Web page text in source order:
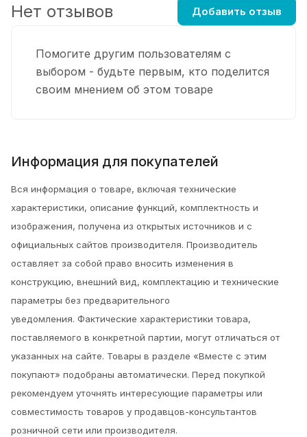
Помогите другим пользователям с
выбором - будьте первым, кто поделится
своим мнением об этом товаре
Нет отзывов Добавить отзыв
Информация для покупателей
Вся информация о товаре, включая технические
характеристики, описание функций, комплектность и
изображения, получена из открытых источников и с
официальных сайтов производителя. Производитель
оставляет за собой право вносить изменения в
конструкцию, внешний вид, комплектацию и технические
параметры без предварительного
уведомления. Фактические характеристики товара,
поставляемого в конкретной партии, могут отличаться от
указанных на сайте. Товары в разделе «Вместе с этим
покупают» подобраны автоматически. Перед покупкой
рекомендуем уточнять интересующие параметры или
совместимость товаров у продавцов-консультантов
розничной сети или производителя.